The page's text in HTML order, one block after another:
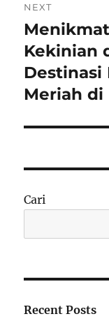
NEXT
Next
post:
Kekinian
Destinasi
Meriah di
Cari
Recent Posts